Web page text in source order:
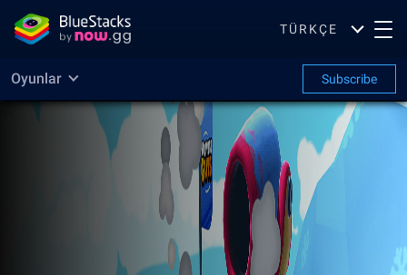
TÜRKÇE
Oyunlar Subscribe